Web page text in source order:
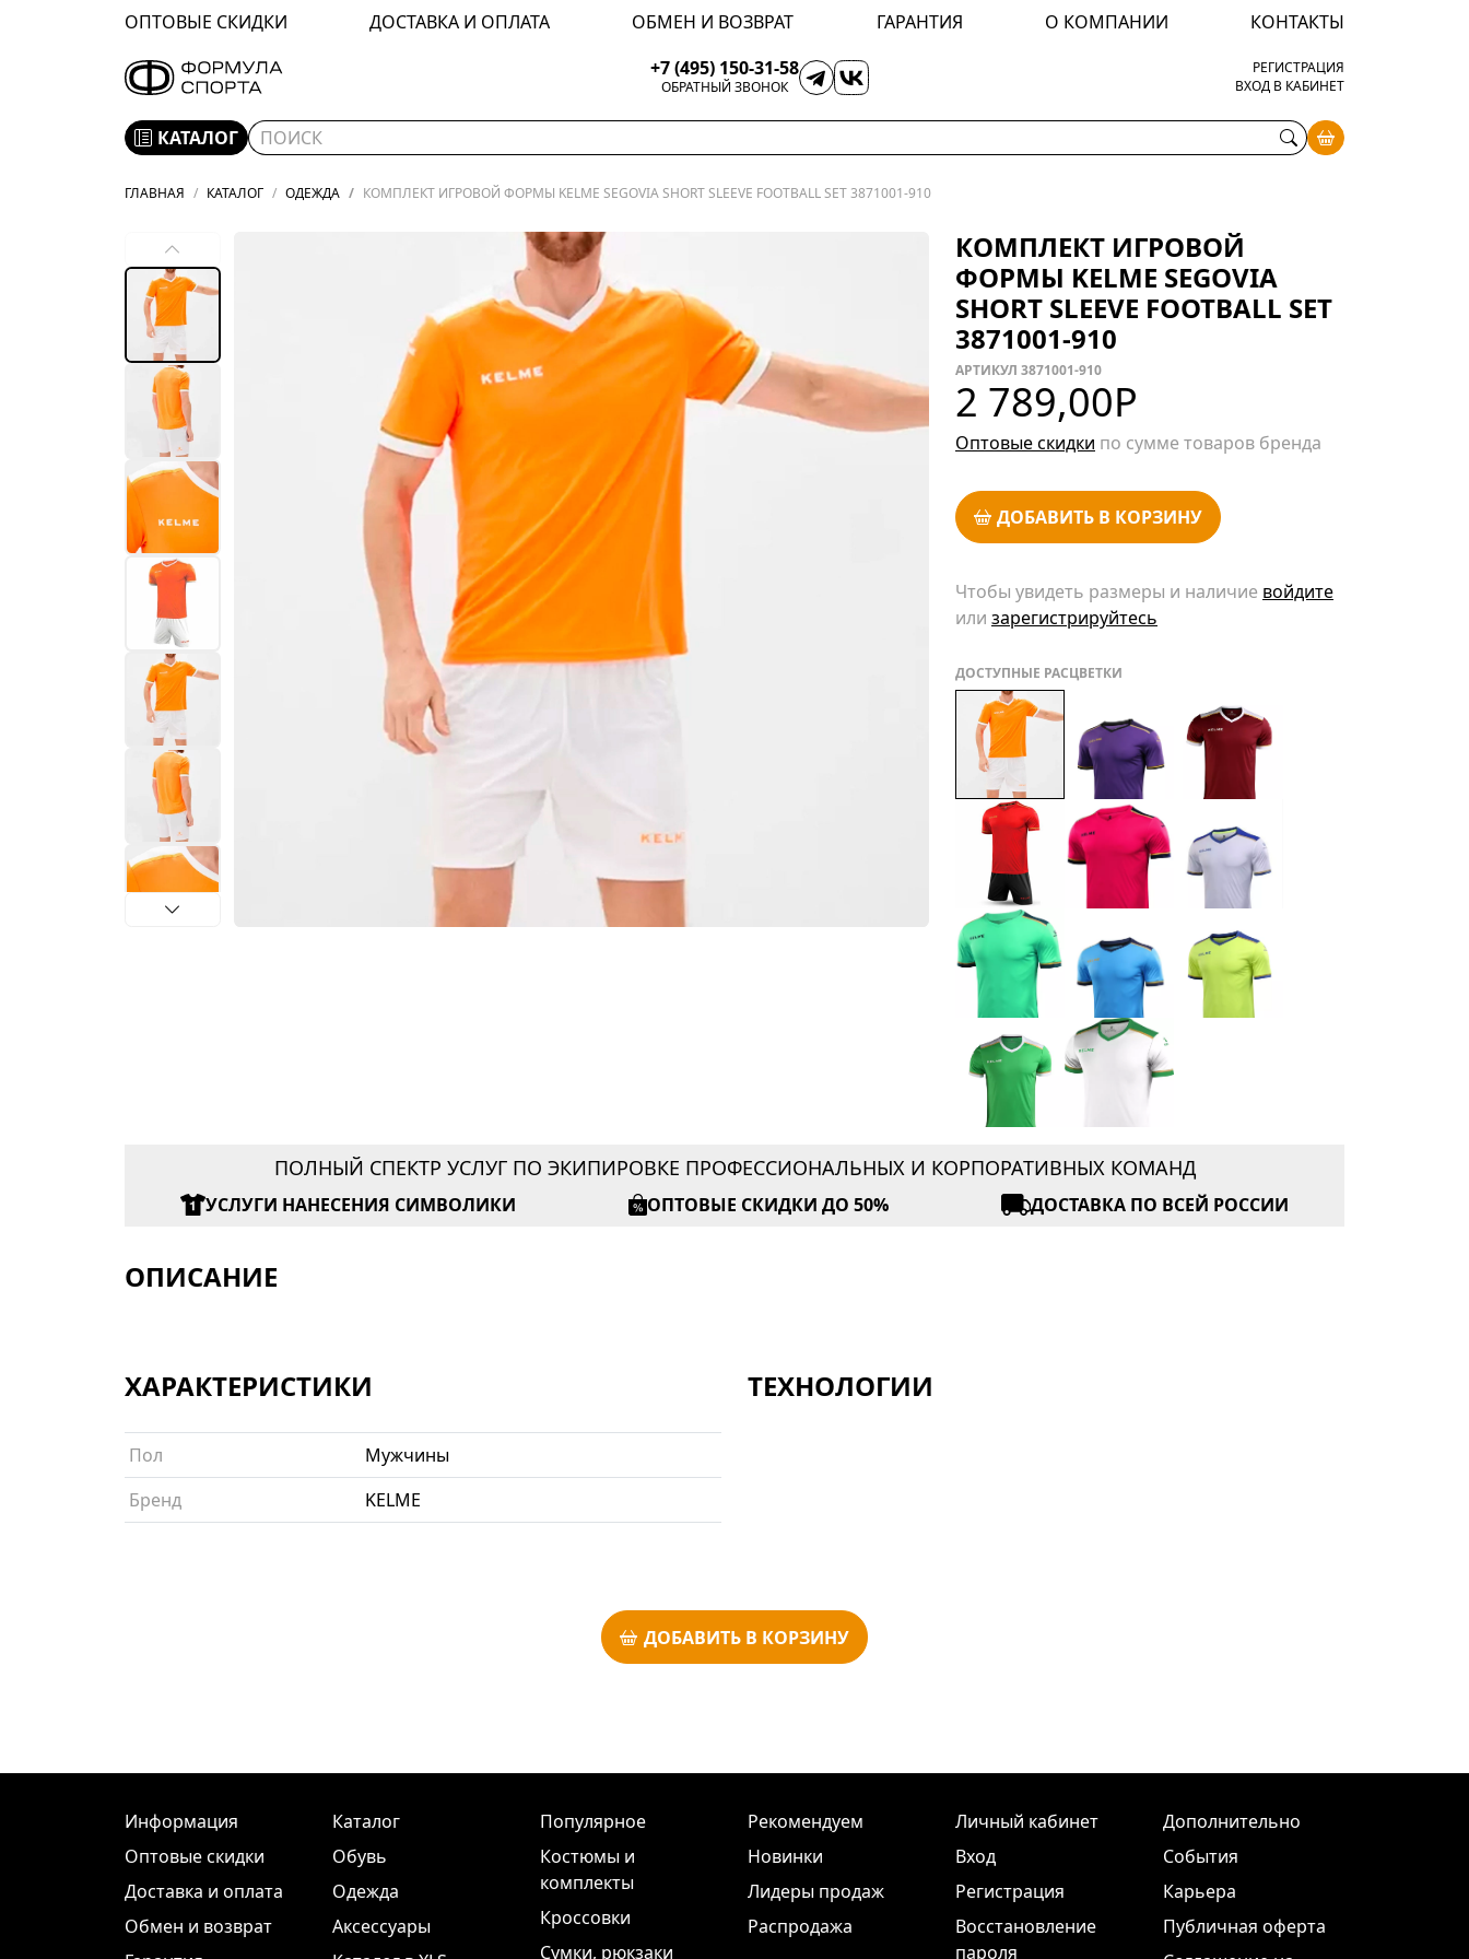
ОПТОВЫЕ СКИДКИ ДОСТАВКА И ОПЛАТА ОБМЕН И ВОЗВРАТ ГАРАНТИЯ О КОМПАНИИ
КОНТАКТЫ
+7 (495) 150-31-58
ОБРАТНЫЙ ЗВОНОК
РЕГИСТРАЦИЯ
ВХОД В КАБИНЕТ
КАТАЛОГ
ГЛАВНАЯ КАТАЛОГ ОДЕЖДА КОМПЛЕКТ ИГРОВОЙ ФОРМЫ KELME SEGOVIA SHORT SLEEVE FOOTBALL SET 3871001-910
КОМПЛЕКТ ИГРОВОЙ
ФОРМЫ KELME SEGOVIA
SHORT SLEEVE FOOTBALL SET
3871001-910
АРТИКУЛ 3871001-910
2 789,00Р
Оптовые скидки по сумме товаров бренда
ДОБАВИТЬ В КОРЗИНУ
Чтобы увидеть размеры и наличие войдите
или зарегистрируйтесь
ДОСТУПНЫЕ РАСЦВЕТКИ
ПОЛНЫЙ СПЕКТР УСЛУГ ПО ЭКИПИРОВКЕ ПРОФЕССИОНАЛЬНЫХ И КОРПОРАТИВНЫХ КОМАНД
УСЛУГИ НАНЕСЕНИЯ СИМВОЛИКИ ОПТОВЫЕ СКИДКИ ДО 50% ДОСТАВКА ПО ВСЕЙ РОССИИ
ОПИСАНИЕ
ХАРАКТЕРИСТИКИ
Пол
Мужчины
Бренд
KELME
ТЕХНОЛОГИИ
ДОБАВИТЬ В КОРЗИНУ
Информация
Оптовые скидки
Доставка и оплата
Обмен и возврат
Каталог
Обувь
Одежда
Аксессуары
Популярное
Костюмы и
комплекты
Кроссовки
Сумки, рюкзаки
Рекомендуем
Новинки
Лидеры продаж
Распродажа
Личный кабинет
Вход
Регистрация
Восстановление
пароля
Дополнительно
События
Карьера
Публичная оферта